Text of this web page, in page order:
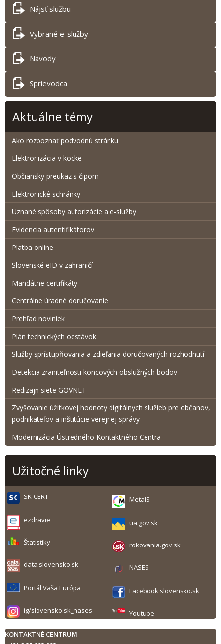
Nájsť službu
Vybrané e-služby
Návody
Sprievodca
Aktuálne témy
Ako rozpoznať podvodnú stránku
Elektronizácia v kocke
Občiansky preukaz s čipom
Elektronické schránky
Uznané spôsoby autorizácie a e-služby
Evidencia autentifikátorov
Platba online
Slovenské eID v zahraničí
Mandátne certifikáty
Centrálne úradné doručovanie
Prehľad noviniek
Plán technických odstávok
Služby sprístupňovania a zdieľania doručovaných rozhodnutí
Detekcia zraniteľnosti koncových obslužných bodov
Redizajn siete GOVNET
Zvyšovanie úžitkovej hodnoty digitálnych služieb pre občanov,
podnikateľov a inštitúcie verejnej správy
Modernizácia Ústredného Kontaktného Centra
Užitočné linky
SK-CERT MetaIS
ezdravie ua.gov.sk
Štatistiky rokovania.gov.sk
data.slovensko.sk NASES
Portál Vaša Európa Facebook slovensko.sk
ig/slovensko.sk_nases Youtube
KONTAKTNÉ CENTRUM